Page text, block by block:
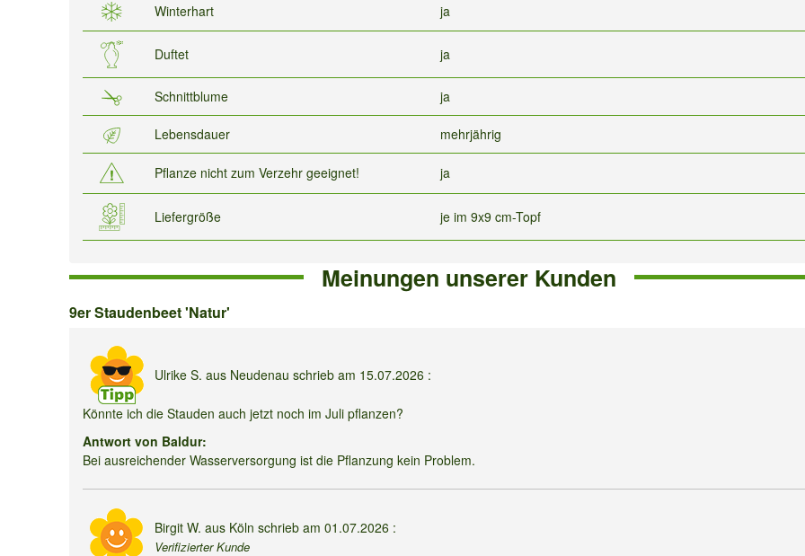
Winterhart ja
Duftet ja
Schnittblume ja
Lebensdauer mehrjährig
Pflanze nicht zum Verzehr geeignet! ja
Liefergröße je im 9x9 cm-Topf
Meinungen unserer Kunden
9er
'Natur'
9er Staudenbeet 'Natur'
Ulrike S. aus Neudenau schrieb am 15.07.2026 :
Könnte ich die Stauden auch jetzt noch im Juli pflanzen?
Antwort von Baldur:
Bei ausreichender Wasserversorgung ist die Pflanzung kein Problem.
Birgit W. aus Köln schrieb am 01.07.2026 :
Verifizierter Kunde